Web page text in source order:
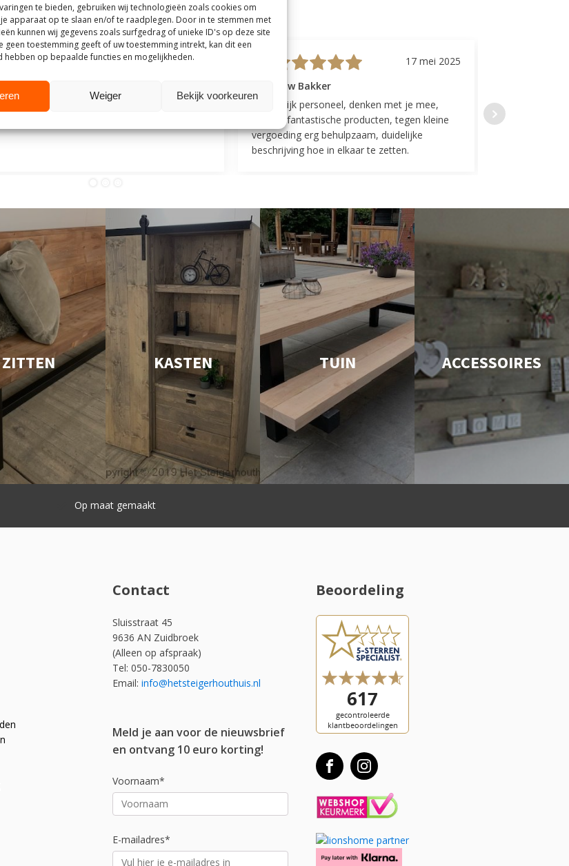
te bieden, gebruiken wij technologieën zoals cookies om
apparaat op te slaan en/of te raadplegen. Door in te stemmen met
kunnen wij gegevens zoals surfgedrag of unieke ID's op deze site
geen toestemming geeft of uw toestemming intrekt, kan dit een
hebben op bepaalde functies en mogelijkheden.
Weiger Bekijk voorkeuren
op basis van meer dan500 beoordelingen.
9 juli 2025
Mevrouw F
Goede communicatie, snelle reactie, goede
17 mei 2025
Mevrouw Bakker
Vriendelijk personeel, denken met je mee,
leveren fantastische producten, tegen kleine
vergoeding erg behulpzaam, duidelijke
beschrijving hoe in elkaar te zetten.
Top geregeld!
indelingen die
ZITTEN KASTEN TUIN ACCESSOIRES
Contact
Sluisstraat 45
9636 AN Zuidbroek
(Alleen op afspraak)
Tel: 050-7830050
Email: info@hetsteigerhouthuis.nl
Meld je aan voor de nieuwsbrief
en ontvang 10 euro korting!
Voornaam*
E-mailadres*
Beoordeling